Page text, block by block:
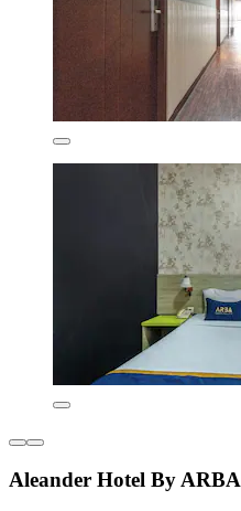
Aleander Hotel By ARBA